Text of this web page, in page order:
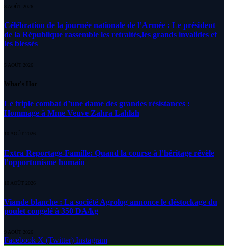
8 AOÛT 2026
Célébration de la journée nationale de l’Armée : Le président
de la République rassemble les retraités,les grands invalides et
les blessés
5 AOÛT 2026
What's Hot
Le triple combat d’une dame des grandes résistances :
Hommage à Mme Veuve Zahra Lahlah
10 AOÛT 2026
Extra Reportage-Famille: Quand la course à l’héritage révèle
l’opportunisme humain
10 AOÛT 2026
Viande blanche : La société Agrolog annonce le déstockage du
poulet congelé à 350 DA/kg
9 AOÛT 2026
Facebook X (Twitter) Instagram